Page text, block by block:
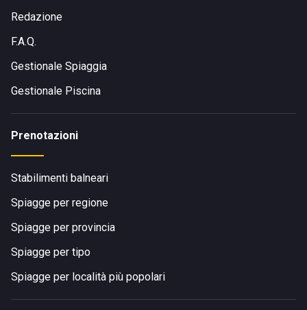
Redazione
F.A.Q.
Gestionale Spiaggia
Gestionale Piscina
Prenotazioni
Stabilimenti balneari
Spiagge per regione
Spiagge per provincia
Spiagge per tipo
Spiagge per località più popolari